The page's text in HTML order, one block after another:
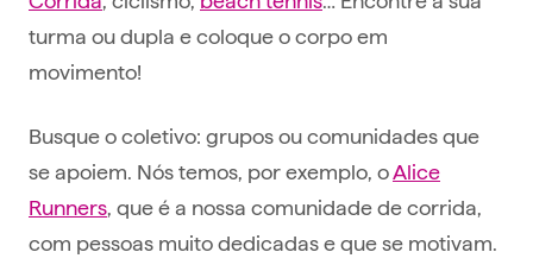
turma ou dupla e coloque o corpo em
movimento!
Busque o coletivo: grupos ou comunidades que
se apoiem. Nós temos, por exemplo, oAlice
Runners, que é a nossa comunidade de corrida,
com pessoas muito dedicadas e que se motivam.